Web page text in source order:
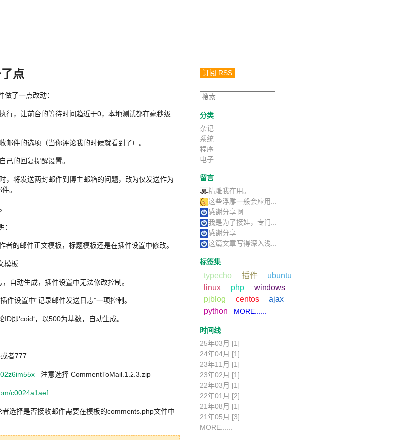
点
了一点改动：
行，让前台的等待时间趋近于0，本地测试都在毫秒级
邮件的选项（当你评论我的时候就看到了）。
己的回复提醒设置。
，将发送两封邮件到博主邮箱的问题，改为仅发送作为
。
的邮件正文模板，标题模板还是在插件设置中修改。
模板
自动生成，插件设置中无法修改控制。
设置中“记录邮件发送日志”一项控制。
即‘coid‘，以500为基数，自动生成。
者777
注意选择 CommentToMail.1.2.3.zip
c0024a1aef
选择是否接收邮件需要在模板的comments.php文件中
订阅 RSS
分类
杂记
系统
程序
电子
留言
精雕我在用。
这些浮雕一般会应用...
感谢分享啊
我是为了接娃，专门...
感谢分享
这篇文章写得深入浅...
标签集
typecho 插件
ubuntu
linux
php
windows
pjblog
centos
ajax
python
MORE......
时间线
25年03月 [1]
24年04月 [1]
23年11月 [1]
23年02月 [1]
22年03月 [1]
22年01月 [2]
21年08月 [1]
21年05月 [3]
MORE......